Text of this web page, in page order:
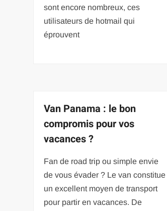
sont encore nombreux, ces
utilisateurs de hotmail qui
éprouvent
Van Panama : le bon
compromis pour vos
vacances ?
Fan de road trip ou simple envie
de vous évader ? Le van constitue
un excellent moyen de transport
pour partir en vacances. De